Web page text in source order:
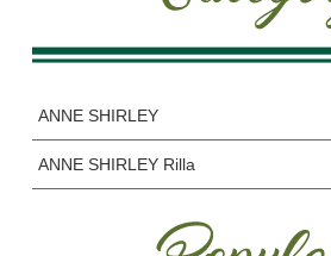
ANNE SHIRLEY
ANNE SHIRLEY Rilla